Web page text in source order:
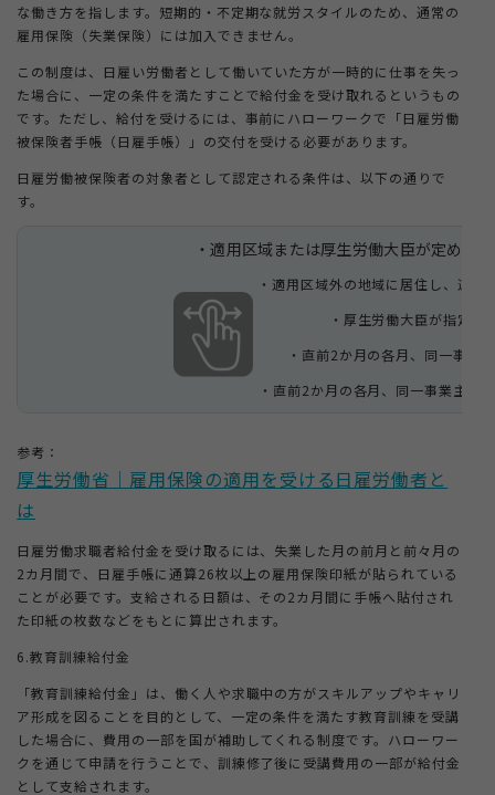
な働き方を指します。短期的・不定期な就労スタイルのため、通常の
雇用保険（失業保険）には加入できません。
この制度は、日雇い労働者として働いていた方が一時的に仕事を失っ
た場合に、一定の条件を満たすことで給付金を受け取れるというもの
です。ただし、給付を受けるには、事前にハローワークで「日雇労働
被保険者手帳（日雇手帳）」の交付を受ける必要があります。
日雇労働被保険者の対象者として認定される条件は、以下の通りで
す。
・適用区域または厚生労働大臣が定める
・適用区域外の地域に居住し、適
・厚生労働大臣が指定
・直前2か月の各月、同一事業
・直前2か月の各月、同一事業主に
参考：
厚生労働省｜雇用保険の適用を受ける日雇労働者と
は
日雇労働求職者給付金を受け取るには、失業した月の前月と前々月の
2カ月間で、日雇手帳に通算26枚以上の雇用保険印紙が貼られている
ことが必要です。支給される日額は、その2カ月間に手帳へ貼付され
た印紙の枚数などをもとに算出されます。
6.教育訓練給付金
「教育訓練給付金」は、働く人や求職中の方がスキルアップやキャリ
ア形成を図ることを目的として、一定の条件を満たす教育訓練を受講
した場合に、費用の一部を国が補助してくれる制度です。ハローワー
クを通じて申請を行うことで、訓練修了後に受講費用の一部が給付金
として支給されます。